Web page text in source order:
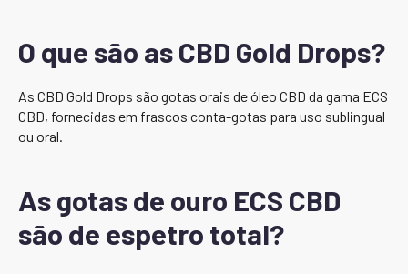
O que são as CBD Gold Drops?
As CBD Gold Drops são gotas orais de óleo CBD da gama ECS
CBD, fornecidas em frascos conta-gotas para uso sublingual
ou oral.
As gotas de ouro ECS CBD
são de espetro total?